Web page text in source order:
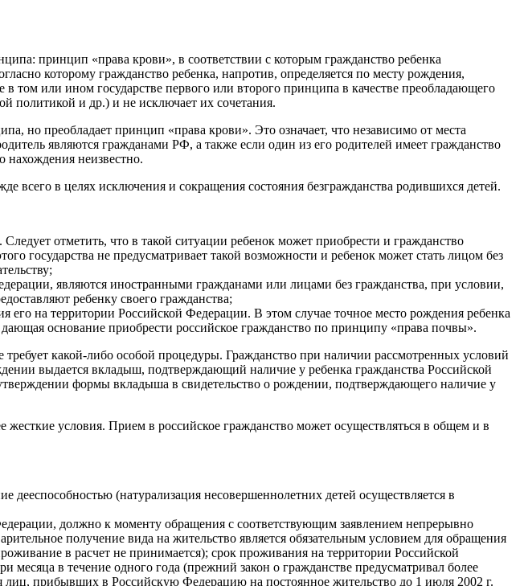
принцип «права крови», в соответствии с которым гражданство ребенка
которому гражданство ребенка, напротив, определяется по месту рождения,
том или ином государстве первого или второго принципа в качестве преобладающего
политикой и др.) и не исключает их сочетания.
но преобладает принцип «права крови». Это означает, что независимо от места
являются гражданами РФ, а также если один из его родителей имеет гражданство
нахождения неизвестно.
всего в целях исключения и сокращения состояния безгражданства родившихся детей.
отметить, что в такой ситуации ребенок может приобрести и гражданство
государства не предусматривает такой возможности и ребенок может стать лицом без
являются иностранными гражданами или лицами без гражданства, при условии,
ребенку своего гражданства;
его на территории Российской Федерации. В этом случае точное место рождения ребенка
основание приобрести российское гражданство по принципу «права почвы».
какой-либо особой процедуры. Гражданство при наличии рассмотренных условий
выдается вкладыш, подтверждающий наличие у ребенка гражданства Российской
формы вкладыша в свидетельство о рождении, подтверждающего наличие у
условия. Прием в российское гражданство может осуществляться в общем и в
(натурализация несовершеннолетних детей осуществляется в
должно к моменту обращения с соответствующим заявлением непрерывно
получение вида на жительство является обязательным условием для обращения
в расчет не принимается); срок проживания на территории Российской
в течение одного года (прежний закон о гражданстве предусматривал более
прибывших в Российскую Федерацию на постоянное жительство до 1 июля 2002 г.